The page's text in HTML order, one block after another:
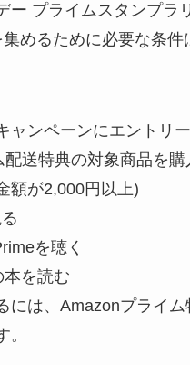
ー プライムスタンプラ
めるために必要な条件
ャンペーンにエントリ
送特典の対象商品を購
額が2,000円以上)
を聴く
を読む
には、Amazonプライム